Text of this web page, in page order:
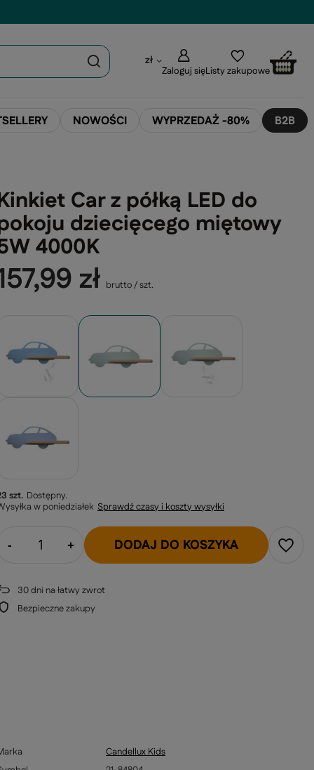
zł
Zaloguj sięListy zakupowe
NOWOŚCI WYPRZEDAŻ -80% B2B
Car z półką LED do
dziecięcego miętowy
4000K
szt. Dostępny
w poniedziałek Sprawdź czasy i koszty wysyłki
zł brutto/szt.
- + DODAJ DO KOSZYKA
30dni na łatwy zwrot
Bezpieczne zakupy
Candellux Kids